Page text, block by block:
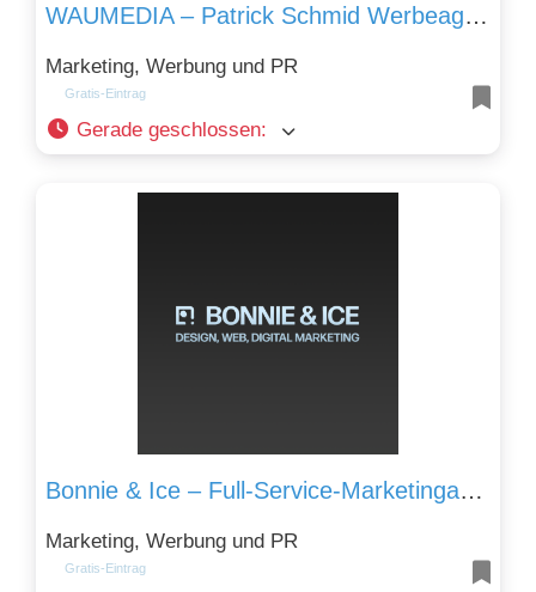
WAUMEDIA – Patrick Schmid Werbeagentur
Marketing, Werbung und PR
Gratis-Eintrag
Gerade geschlossen:
Bonnie & Ice – Full-Service-Marketingagentur
Marketing, Werbung und PR
Gratis-Eintrag